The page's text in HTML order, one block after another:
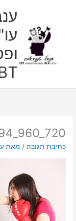
כתיבת תגובה / מאת